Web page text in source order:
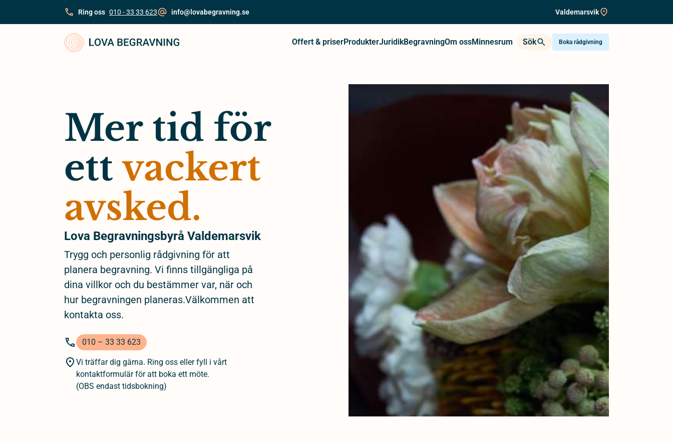
Ring oss 010 - 33 33 623 info@lovabegravning.se Valdemarsvik
Offert & priserProdukterJuridikBegravningOm ossMinnesrum Sök Boka rådgivning
Mer tid för
ett vackert
avsked.
Lova Begravningsbyrå Valdemarsvik
Trygg och personlig rådgivning för att
planera begravning. Vi finns tillgängliga på
dina villkor och du bestämmer var, när och
hur begravningen planeras.Välkommen att
kontakta oss.
010 – 33 33 623
Vi träffar dig gärna. Ring oss eller fyll i vårt
kontaktformulär för att boka ett möte.
(OBS endast tidsbokning)